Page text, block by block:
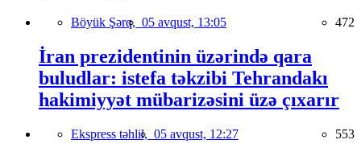
Böyük Şərq, 05 avqust, 13:05 472
İran prezidentinin üzərində qara
buludlar: istefa təkzibi Tehrandakı
hakimiyyət mübarizəsini üzə çıxarır
Ekspress təhlil, 05 avqust, 12:27 553